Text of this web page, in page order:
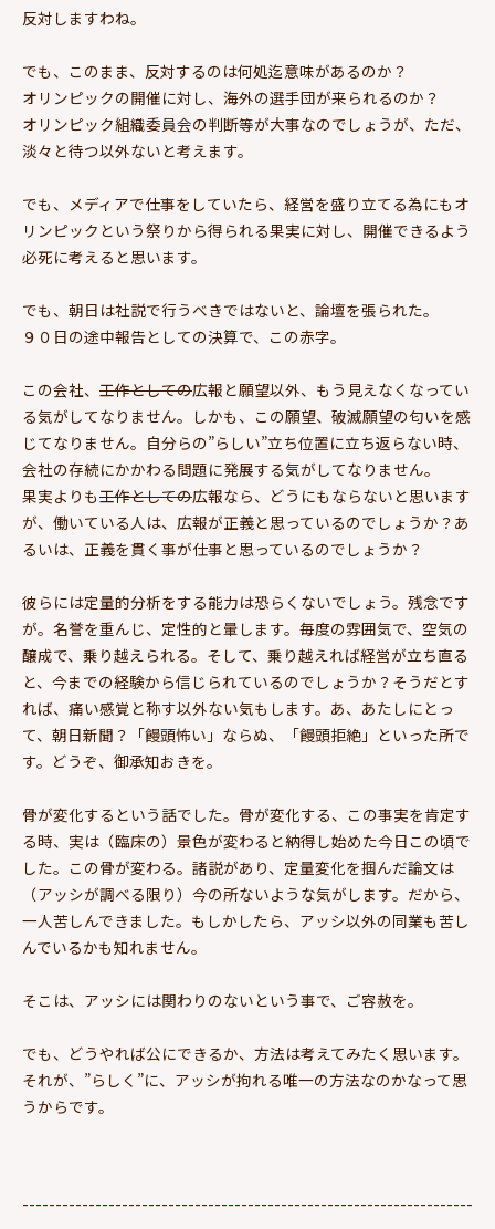
反対しますわね。
でも、このまま、反対するのは何処迄意味があるのか？
オリンピックの開催に対し、海外の選手団が来られるのか？
オリンピック組織委員会の判断等が大事なのでしょうが、ただ、
淡々と待つ以外ないと考えます。
でも、メディアで仕事をしていたら、経営を盛り立てる為にもオ
リンピックという祭りから得られる果実に対し、開催できるよう
必死に考えると思います。
でも、朝日は社説で行うべきではないと、論壇を張られた。
９０日の途中報告としての決算で、この赤字。
この会社、 工作としての広報と願望以外、もう見えなくなってい
る気がしてなりません。しかも、この願望、破滅願望の匂いを感
じてなりません。自分らの”らしい”立ち位置に立ち返らない時、
会社の存続にかかわる問題に発展する気がしてなりません。
果実よりも工作としての広報なら、どうにもならないと思います
が、働いている人は、広報が正義と思っているのでしょうか？あ
るいは、正義を貫く事が仕事と思っているのでしょうか？
彼らには定量的分析をする能力は恐らくないでしょう。残念です
が。名誉を重んじ、定性的と暈します。毎度の雰囲気で、空気の
醸成で、乗り越えられる。そして、乗り越えれば経営が立ち直る
と、今までの経験から信じられているのでしょうか？そうだとす
れば、痛い感覚と称す以外ない気もします。あ、あたしにとっ
て、朝日新聞？「饅頭怖い」ならぬ、「饅頭拒絶」といった所で
す。どうぞ、御承知おきを。
骨が変化するという話でした。骨が変化する、この事実を肯定す
る時、実は（臨床の）景色が変わると納得し始めた今日この頃で
した。この骨が変わる。諸説があり、定量変化を掴んだ論文は
（アッシが調べる限り）今の所ないような気がします。だから、
一人苦しんできました。もしかしたら、アッシ以外の同業も苦し
んでいるかも知れません。
そこは、アッシには関わりのないという事で、ご容赦を。
でも、どうやれば公にできるか、方法は考えてみたく思います。
それが、”らしく”に、アッシが拘れる唯一の方法なのかなって思
うからです。
--------------------------------------------------------------------